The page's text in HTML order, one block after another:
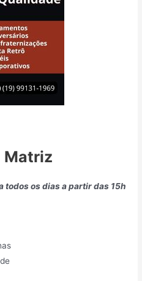
Matriz
todos os dias a partir das 15h